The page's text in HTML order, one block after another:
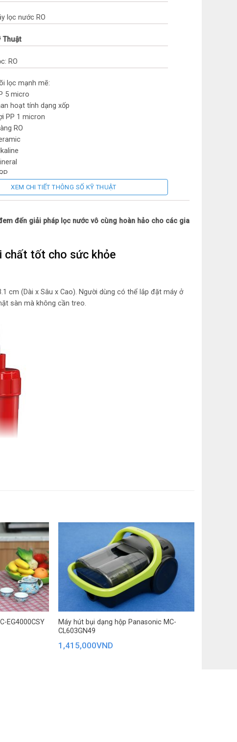
lọc nước RO
Thuật
RO
lọc mạnh mẽ:
5 micro
hoạt tính dạng xốp
PP 1 micron
RO
Silver
PP 1 micron)
Silver)
Vòi cơ
chứa: 6.0 Lít
nước: 18 Lít/giờ
gọn, lắp đặt nhiều vị trí
tự nhiên cần thiết cho sức khỏe
độ pH và điện giải tối ưu cho cơ thể
Hành
Kangaroo
XEM CHI TIẾT THÔNG SỐ KỸ THUẬT
đến giải pháp lọc nước vô cùng hoàn hảo cho các gia
chất tốt cho sức khỏe
cm (Dài x Sâu x Cao). Người dùng có thể lắp đặt máy ở
sàn mà không cần treo.
EG4000CSY
Máy hút bụi dạng hộp Panasonic MC-
CL603GN49
1,415,000VND